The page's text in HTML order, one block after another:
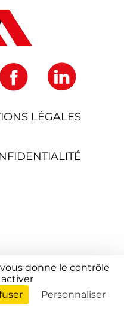
LÉGALES
donne le contrôle
Personnaliser